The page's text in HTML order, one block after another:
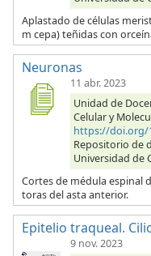
Aplastado de células
m cepa) teñidas con
Neuronas
11 abr. 2023
Unidad de
Celular y
https://doi.org/
Repositorio de
Universidad de
Cortes de médula espinal
toras del asta anterior.
Epitelio traqueal.
9 nov. 2023